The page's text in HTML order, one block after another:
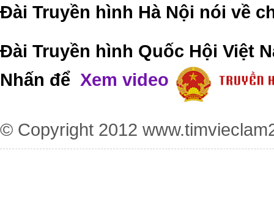
Đài Truyền hình Hà Nội nói về
Đài Truyền hình Quốc Hội Việt
Nhấn để Xem video
© Copyright 2012